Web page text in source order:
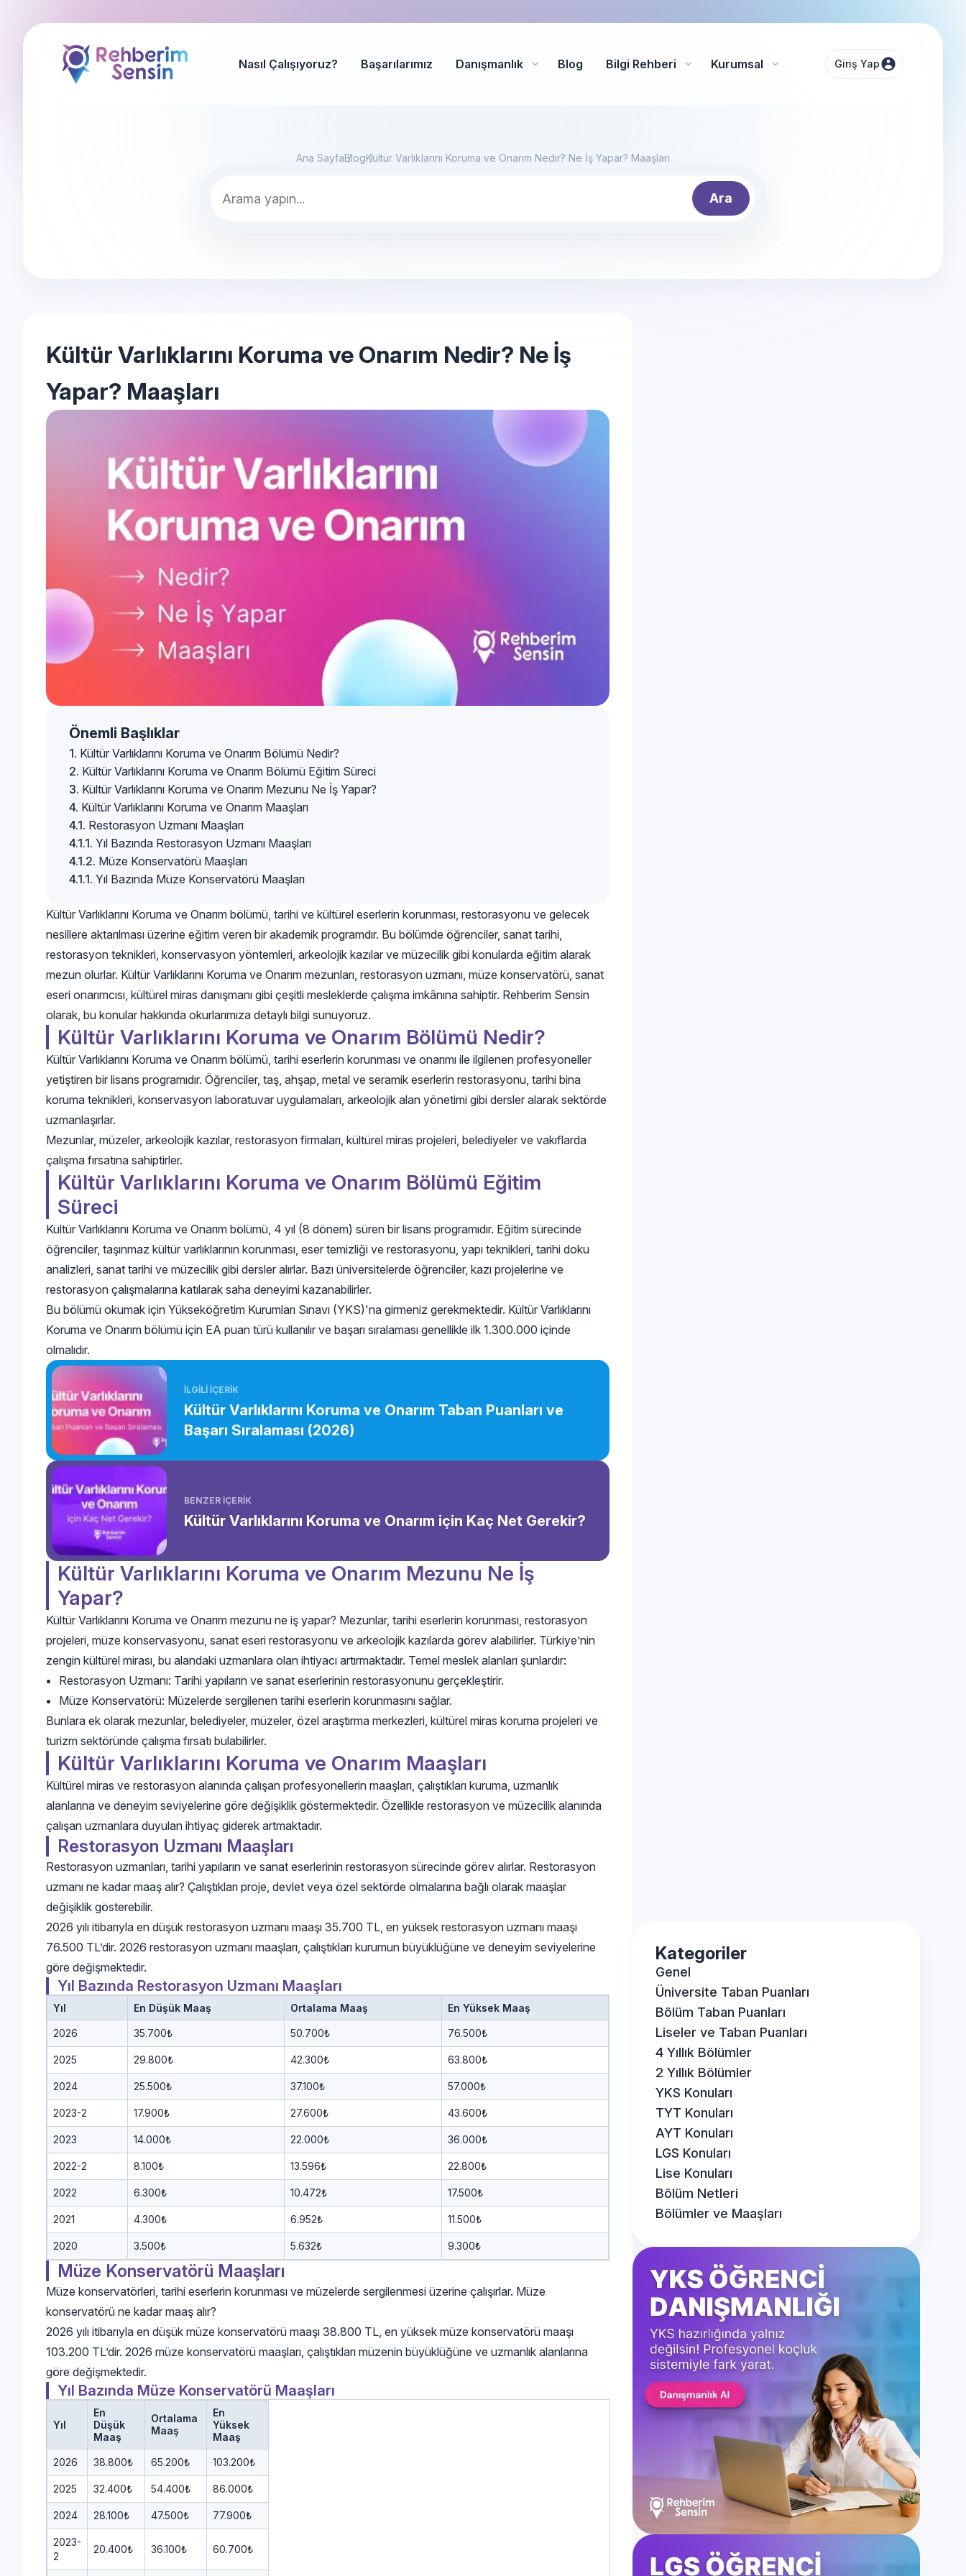
Nasıl Çalışıyoruz? Başarılarımız Danışmanlık Blog Bilgi Rehberi Kurumsal Giriş Yap
Ana SayfaBlogKültür Varlıklarını Koruma ve Onarım Nedir? Ne İş Yapar? Maaşları
Ara
Kültür Varlıklarını Koruma ve Onarım Nedir? Ne İş
Yapar? Maaşları
Önemli Başlıklar
Kültür Varlıklarını Koruma ve Onarım Bölümü Nedir?
Kültür Varlıklarını Koruma ve Onarım Bölümü Eğitim Süreci
Kültür Varlıklarını Koruma ve Onarım Mezunu Ne İş Yapar?
Kültür Varlıklarını Koruma ve Onarım Maaşları
Restorasyon Uzmanı Maaşları
Yıl Bazında Restorasyon Uzmanı Maaşları
Müze Konservatörü Maaşları
Yıl Bazında Müze Konservatörü Maaşları
Kültür Varlıklarını Koruma ve Onarım bölümü, tarihi ve kültürel eserlerin korunması, restorasyonu ve gelecek
nesillere aktarılması üzerine eğitim veren bir akademik programdır. Bu bölümde öğrenciler, sanat tarihi,
restorasyon teknikleri, konservasyon yöntemleri, arkeolojik kazılar ve müzecilik gibi konularda eğitim alarak
mezun olurlar. Kültür Varlıklarını Koruma ve Onarım mezunları, restorasyon uzmanı, müze konservatörü, sanat
eseri onarımcısı, kültürel miras danışmanı gibi çeşitli mesleklerde çalışma imkânına sahiptir. Rehberim Sensin
olarak, bu konular hakkında okurlarımıza detaylı bilgi sunuyoruz.
Kültür Varlıklarını Koruma ve Onarım Bölümü Nedir?
Kültür Varlıklarını Koruma ve Onarım bölümü, tarihi eserlerin korunması ve onarımı ile ilgilenen profesyoneller
yetiştiren bir lisans programıdır. Öğrenciler, taş, ahşap, metal ve seramik eserlerin restorasyonu, tarihi bina
koruma teknikleri, konservasyon laboratuvar uygulamaları, arkeolojik alan yönetimi gibi dersler alarak sektörde
uzmanlaşırlar.
Mezunlar, müzeler, arkeolojik kazılar, restorasyon firmaları, kültürel miras projeleri, belediyeler ve vakıflarda
çalışma fırsatına sahiptirler.
Kültür Varlıklarını Koruma ve Onarım Bölümü Eğitim
Süreci
Kültür Varlıklarını Koruma ve Onarım bölümü, 4 yıl (8 dönem) süren bir lisans programıdır. Eğitim sürecinde
öğrenciler, taşınmaz kültür varlıklarının korunması, eser temizliği ve restorasyonu, yapı teknikleri, tarihi doku
analizleri, sanat tarihi ve müzecilik gibi dersler alırlar. Bazı üniversitelerde öğrenciler, kazı projelerine ve
restorasyon çalışmalarına katılarak saha deneyimi kazanabilirler.
Bu bölümü okumak için Yükseköğretim Kurumları Sınavı (YKS)'na girmeniz gerekmektedir. Kültür Varlıklarını
Koruma ve Onarım bölümü için EA puan türü kullanılır ve başarı sıralaması genellikle ilk 1.300.000 içinde
olmalıdır.
İLGİLİ İÇERİK
Kültür Varlıklarını Koruma ve Onarım Taban Puanları ve
Başarı Sıralaması (2026)
BENZER İÇERİK
Kültür Varlıklarını Koruma ve Onarım için Kaç Net Gerekir?
Kültür Varlıklarını Koruma ve Onarım Mezunu Ne İş
Yapar?
Kültür Varlıklarını Koruma ve Onarım mezunu ne iş yapar? Mezunlar, tarihi eserlerin korunması, restorasyon
projeleri, müze konservasyonu, sanat eseri restorasyonu ve arkeolojik kazılarda görev alabilirler. Türkiye’nin
zengin kültürel mirası, bu alandaki uzmanlara olan ihtiyacı artırmaktadır. Temel meslek alanları şunlardır:
Restorasyon Uzmanı: Tarihi yapıların ve sanat eserlerinin restorasyonunu gerçekleştirir.
Müze Konservatörü: Müzelerde sergilenen tarihi eserlerin korunmasını sağlar.
Bunlara ek olarak mezunlar, belediyeler, müzeler, özel araştırma merkezleri, kültürel miras koruma projeleri ve
turizm sektöründe çalışma fırsatı bulabilirler.
Kültür Varlıklarını Koruma ve Onarım Maaşları
Kültürel miras ve restorasyon alanında çalışan profesyonellerin maaşları, çalıştıkları kuruma, uzmanlık
alanlarına ve deneyim seviyelerine göre değişiklik göstermektedir. Özellikle restorasyon ve müzecilik alanında
çalışan uzmanlara duyulan ihtiyaç giderek artmaktadır.
Restorasyon Uzmanı Maaşları
Restorasyon uzmanları, tarihi yapıların ve sanat eserlerinin restorasyon sürecinde görev alırlar. Restorasyon
uzmanı ne kadar maaş alır? Çalıştıkları proje, devlet veya özel sektörde olmalarına bağlı olarak maaşlar
değişiklik gösterebilir.
2026 yılı itibarıyla en düşük restorasyon uzmanı maaşı 35.700 TL, en yüksek restorasyon uzmanı maaşı
76.500 TL’dir. 2026 restorasyon uzmanı maaşları, çalıştıkları kurumun büyüklüğüne ve deneyim seviyelerine
göre değişmektedir.
Yıl Bazında Restorasyon Uzmanı Maaşları
Yıl En Düşük Maaş Ortalama Maaş En Yüksek Maaş
2026 35.700₺ 50.700₺ 76.500₺
2025 29.800₺ 42.300₺ 63.800₺
2024 25.500₺ 37.100₺ 57.000₺
2023-2 17.900₺ 27.600₺ 43.600₺
2023 14.000₺ 22.000₺ 36.000₺
2022-2 8.100₺ 13.596₺ 22.800₺
2022 6.300₺ 10.472₺ 17.500₺
2021 4.300₺ 6.952₺ 11.500₺
2020 3.500₺ 5.632₺ 9.300₺
Müze Konservatörü Maaşları
Müze konservatörleri, tarihi eserlerin korunması ve müzelerde sergilenmesi üzerine çalışırlar. Müze
konservatörü ne kadar maaş alır?
2026 yılı itibarıyla en düşük müze konservatörü maaşı 38.800 TL, en yüksek müze konservatörü maaşı
103.200 TL’dir. 2026 müze konservatörü maaşları, çalıştıkları müzenin büyüklüğüne ve uzmanlık alanlarına
göre değişmektedir.
Yıl Bazında Müze Konservatörü Maaşları
Yıl
En
Düşük
Maaş
Ortalama
Maaş
En
Yüksek
Maaş
2026 38.800₺ 65.200₺ 103.200₺
2025 32.400₺ 54.400₺ 86.000₺
2024 28.100₺ 47.500₺ 77.900₺
2023-
2
20.400₺ 36.100₺ 60.700₺
Kategoriler
Genel
Üniversite Taban Puanları
Bölüm Taban Puanları
Liseler ve Taban Puanları
4 Yıllık Bölümler
2 Yıllık Bölümler
YKS Konuları
TYT Konuları
AYT Konuları
LGS Konuları
Lise Konuları
Bölümler ve Maaşları